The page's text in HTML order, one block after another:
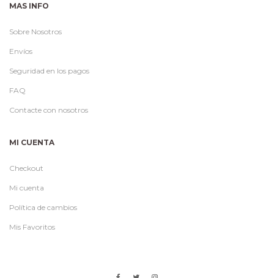
MAS INFO
Sobre Nosotros
Envíos
Seguridad en los pagos
FAQ
Contacte con nosotros
MI CUENTA
Checkout
Mi cuenta
Política de cambios
Mis Favoritos